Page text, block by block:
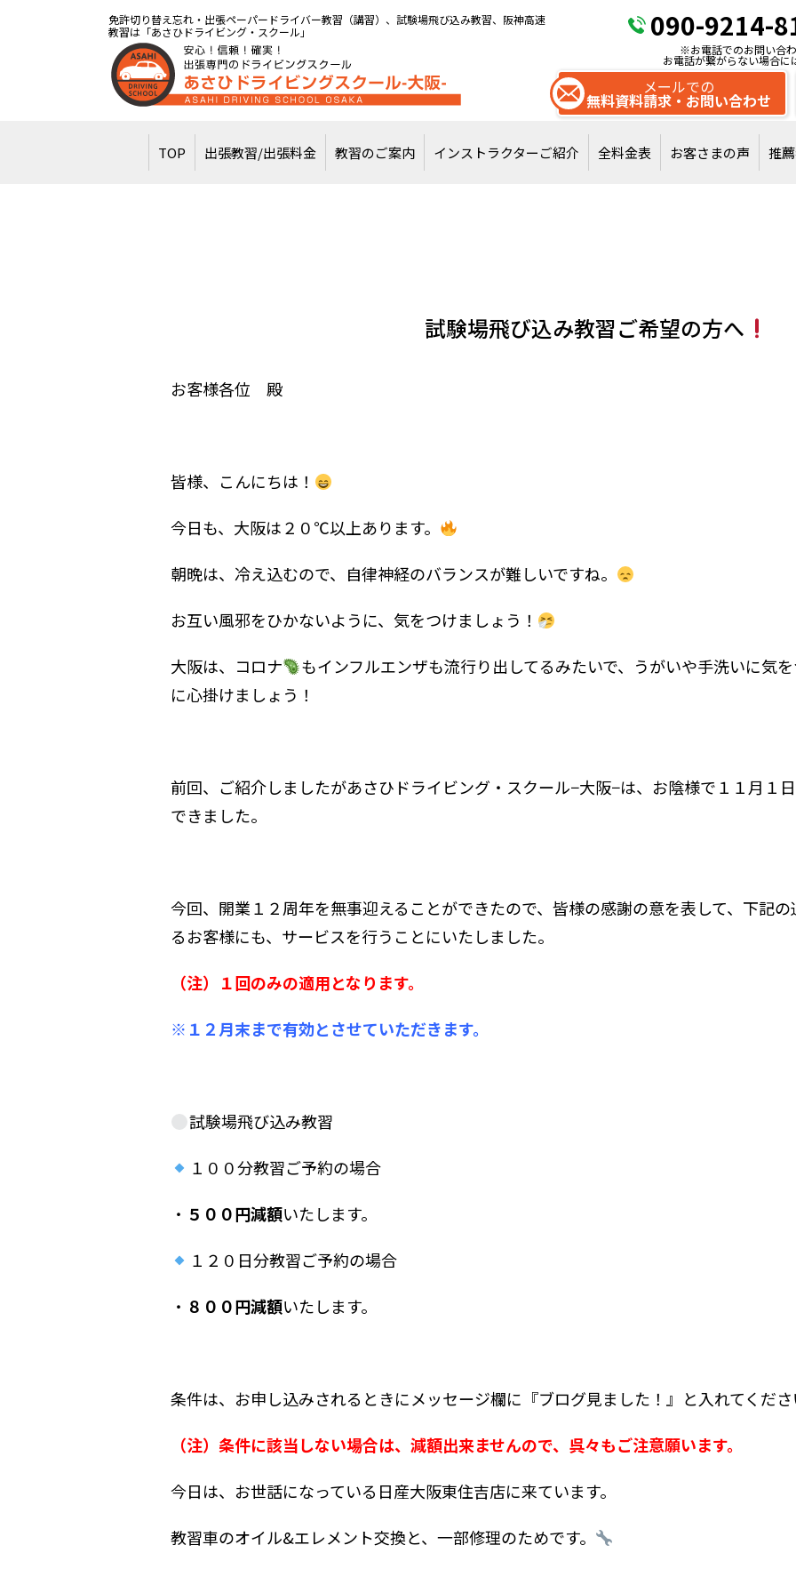
免許切り替え忘れ・出張ペーパードライバー教習（講習）、試験場飛び込み教習、阪神高速
教習は「あさひドライビング・スクール」
090-9214-
※お電話でのお問い合
お電話が繋がらない場合
メールでの
無料資料請求・お問い合わせ
TOP 出張教習/出張料金 教習のご案内 インストラクターご紹介 全料金表 お客さまの声 推
試験場飛び込み教習ご希望の方へ
お客様各位 殿
皆様、こんにちは！
今日も、大阪は２０℃以上あります。
朝晩は、冷え込むので、自律神経のバランスが難しいですね。
お互い風邪をひかないように、気をつけましょう！
大阪は、コロナ
もインフルエンザも流行り出してるみたいで、うがいや手洗いに気
に心掛けましょう！
前回、ご紹介しましたがあさひドライビング・スクール−大阪−は、お陰様で１１月１
できました。
今回、開業１２周年を無事迎えることができたので、皆様の感謝の意を表して、下記
るお客様にも、サービスを行うことにいたしました。
（注）１回のみの適用となります。
※１２月末まで有効とさせていただきます。
試験場飛び込み教習
１００分教習ご予約の場合
・ ５００円減額いたします。
１２０日分教習ご予約の場合
・ ８００円減額いたします。
条件は、お申し込みされるときにメッセージ欄に『ブログ見ました！』と入れてくだ
（注）条件に該当しない場合は、減額出来ませんので、呉々もご注意願います。
今日は、お世話になっている日産大阪東住吉店に来ています。
教習車のオイル&エレメント交換と、一部修理のためです。